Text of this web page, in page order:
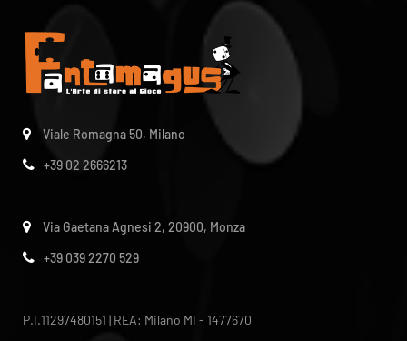
Viale Romagna 50, Milano
+39 02 2666213
Via Gaetana Agnesi 2, 20900, Monza
+39 039 2270 529
P.I.11297480151 | REA: Milano MI - 1477670